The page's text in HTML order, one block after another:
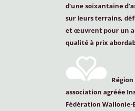
d’une soixantaine
sur leurs terrains,
et œuvrent pour un
qualité à prix
association agréée
Fédération